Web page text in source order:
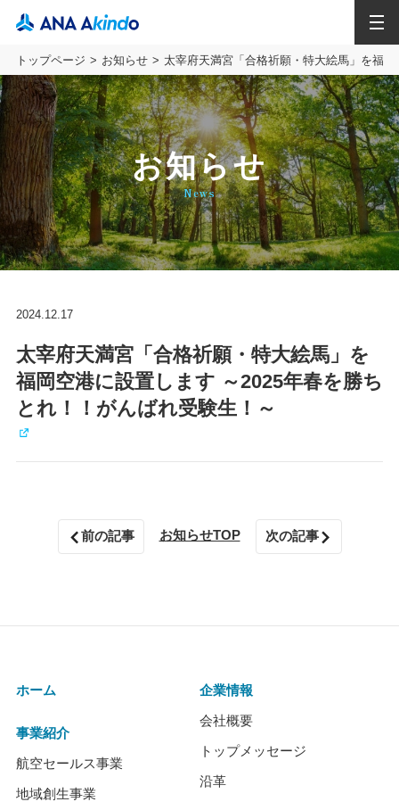
トップページ お知らせ 太宰府天満宮「合格祈願・特大絵馬」を福
お知らせ
News
2024.12.17
太宰府天満宮「合格祈願・特大絵馬」を
福岡空港に設置します ～2025年春を勝ち
とれ！！がんばれ受験生！～
前の記事 お知らせTOP 次の記事
ホーム
事業紹介
航空セールス事業
地域創生事業
企業情報
会社概要
トップメッセージ
沿革